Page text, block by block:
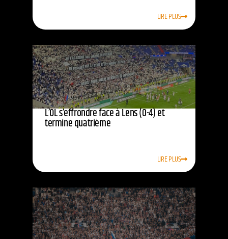
LIRE PLUS
L’OL s’effrondre face à Lens (0-4) et
termine quatrième
LIRE PLUS